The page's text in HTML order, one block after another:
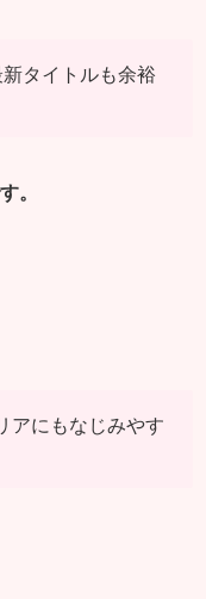
タイトルも余裕
。
アにもなじみやす